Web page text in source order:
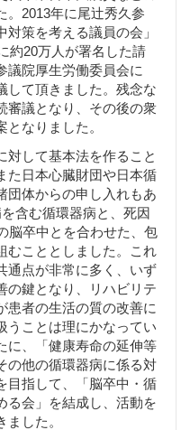
。2013年に尾辻秀久参
策を考える議員の会」
約20万人が署名した請
議院厚生労働委員会に
して頂きました。残念な
審議となり、その後の衆
なりました。
して基本法を作ること
た日本心臓財団や日本循
団体からの申し入れもあ
含む循環器病と、死因
脳卒中とを合わせた、包
むこととしました。これ
通点が非常に多く、いず
の鍵となり、リハビリテ
患者の生活の質の改善に
うことは理にかなってい
に、「健康寿命の延伸等
の他の循環器病に係る対
目指して、「脳卒中・循
る会」を結成し、活動を
ました。